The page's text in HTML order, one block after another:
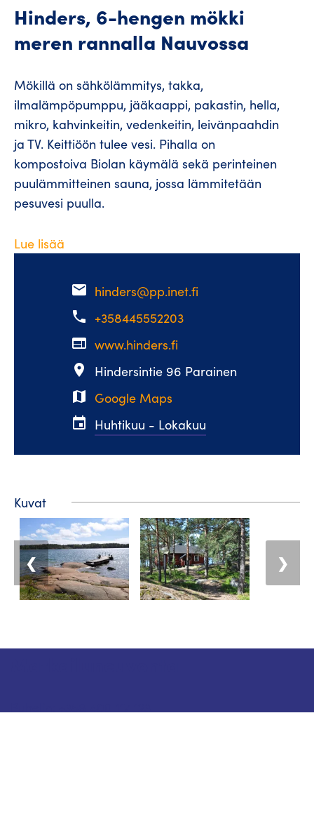
Hinders, 6-hengen mökki
meren rannalla Nauvossa
Mökillä on sähkölämmitys, takka,
ilmalämpöpumppu, jääkaappi, pakastin, hella,
mikro, kahvinkeitin, vedenkeitin, leivänpaahdin
ja TV. Keittiöön tulee vesi. Pihalla on
kompostoiva Biolan käymälä sekä perinteinen
puulämmitteinen sauna, jossa lämmitetään
pesuvesi puulla.
Lue lisää
email hinders@pp.inet.fi
phone +358445552203
web www.hinders.fi
place
Hindersintie 96 Parainen
map Google Maps
event Huhtikuu - Lokakuu
Kuvat
❮ ❯